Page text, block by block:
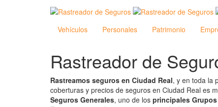
Vehículos Personales Patrimonio
Rastreador de
Rastreamos seguros en Ciudad Real, y en toda la
coberturas y precios de seguros en Ciudad Real es
Seguros Generales, uno de los principales